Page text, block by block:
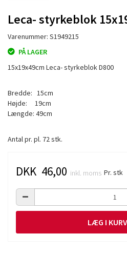
Leca- styrkeblok
Varenummer: S1949215
PÅ LAGER
15x19x49cm Leca- styrkeblok D800
Bredde: 15cm
Højde: 19cm
Længde: 49cm
Antal pr. pl. 72 stk.
DKK 46,00 inkl. moms Pr. stk
LÆG I KURV